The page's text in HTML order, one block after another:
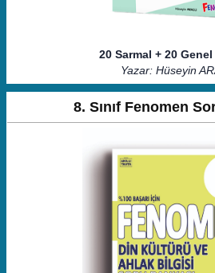
20 Sarmal + 20
Yazar: Hüseyin
8. Sınıf Fenomen